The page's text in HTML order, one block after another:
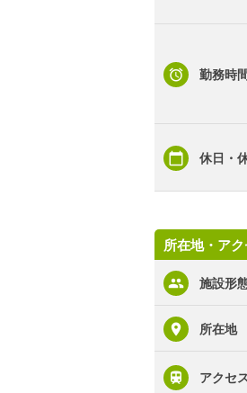
勤務時間
休日・
所在地・アク
施設形
所在地
アクセ